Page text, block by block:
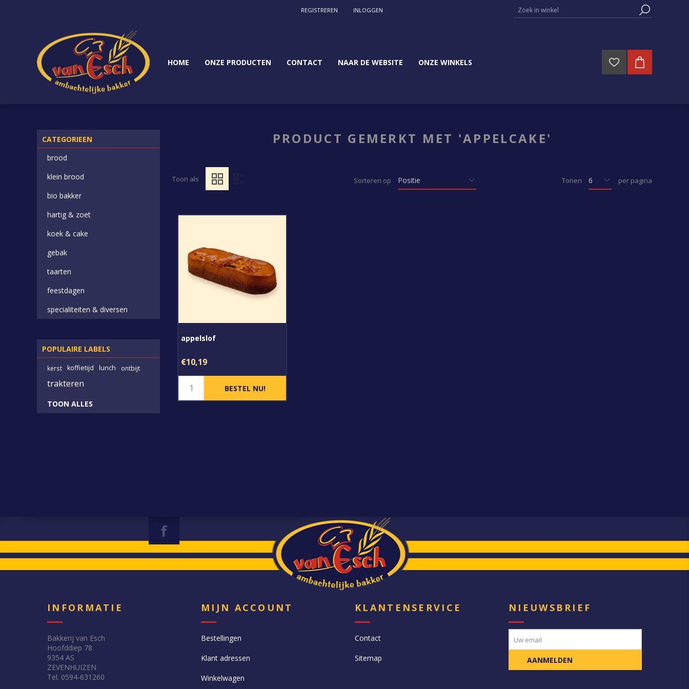
REGISTREREN INLOGGEN
HOME ONZE PRODUCTEN CONTACT NAAR DE WEBSITE ONZE WINKELS
PRODUCT GEMERKT MET 'APPELCAKE'
Toon als Sorteren op Tonen per pagina
appelslof
€10,19
CATEGORIEEN
brood
klein brood
bio bakker
hartig & zoet
koek & cake
gebak
taarten
feestdagen
specialiteiten & diversen
POPULAIRE LABELS
kerst koffietijd lunch ontbijt
trakteren
TOON ALLES
INFORMATIE
Bakkerij van Esch
Hoofddiep 78
9354 AS
ZEVENHUIZEN
Tel. 0594-631260
MIJN ACCOUNT
Bestellingen
Klant adressen
Winkelwagen
KLANTENSERVICE
Contact
Sitemap
NIEUWSBRIEF